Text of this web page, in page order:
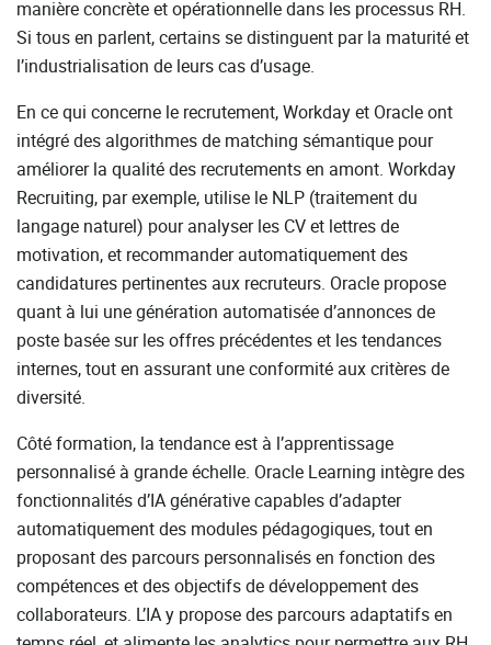
manière concrète et opérationnelle dans les processus RH.
Si tous en parlent, certains se distinguent par la maturité et
l’industrialisation de leurs cas d’usage.
En ce qui concerne le recrutement, Workday et Oracle ont
intégré des algorithmes de matching sémantique pour
améliorer la qualité des recrutements en amont. Workday
Recruiting, par exemple, utilise le NLP (traitement du
langage naturel) pour analyser les CV et lettres de
motivation, et recommander automatiquement des
candidatures pertinentes aux recruteurs. Oracle propose
quant à lui une génération automatisée d’annonces de
poste basée sur les offres précédentes et les tendances
internes, tout en assurant une conformité aux critères de
diversité.
Côté formation, la tendance est à l’apprentissage
personnalisé à grande échelle. Oracle Learning intègre des
fonctionnalités d’IA générative capables d’adapter
automatiquement des modules pédagogiques, tout en
proposant des parcours personnalisés en fonction des
compétences et des objectifs de développement des
collaborateurs. L’IA y propose des parcours adaptatifs en